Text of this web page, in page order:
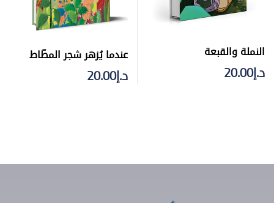
النملة والقبعة
د.إ20.00
عندما يُزهر شجر المطّاط
د.إ20.00